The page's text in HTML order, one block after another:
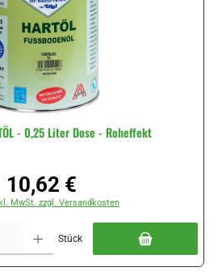
- 0,25 Liter Dose - Roheffekt
Regulärer Preis:
10,62 €
MwSt. zzgl. Versandkosten
Stück